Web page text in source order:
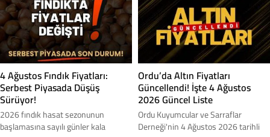
4 Ağustos Fındık Fiyatları:
Serbest Piyasada Düşüş
Sürüyor!
2026 fındık hasat sezonunun
başlamasına sayılı günler kala
Ordu’da Altın Fiyatları
Güncellendi! İşte 4 Ağustos
2026 Güncel Liste
Ordu Kuyumcular ve Sarraflar
Derneği'nin 4 Ağustos 2026 tarihli